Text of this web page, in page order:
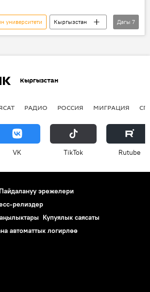
университети
Кыргызстан
Коом
Видео
Дагы 7
Кыргызстан
РАДИО РОССИЯ МИГРАЦИЯ
VK ТikТоk Rutube
Пайдалануу эрежелери
релиздер
Купуялык саясаты
автоматтык логирлөө